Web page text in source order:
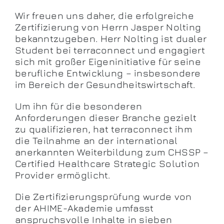
Wir freuen uns daher, die erfolgreiche
Zertifizierung von Herrn Jasper Nolting
bekanntzugeben. Herr Nolting ist dualer
Student bei terraconnect und engagiert
sich mit großer Eigeninitiative für seine
berufliche Entwicklung – insbesondere
im Bereich der Gesundheitswirtschaft.
Um ihn für die besonderen
Anforderungen dieser Branche gezielt
zu qualifizieren, hat terraconnect ihm
die Teilnahme an der international
anerkannten Weiterbildung zum CHSSP –
Certified Healthcare Strategic Solution
Provider ermöglicht.
Die Zertifizierungsprüfung wurde von
derAHIME-Akademie umfasst
anspruchsvolle Inhalte in sieben